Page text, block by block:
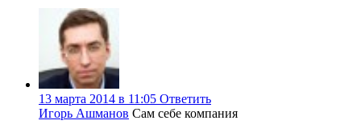
13 марта 2014 в 11:05 Ответить
Игорь Ашманов Сам себе компания